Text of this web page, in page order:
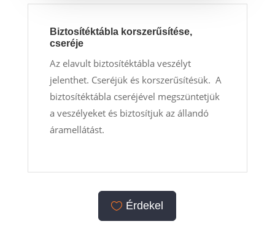
Biztosítéktábla korszerűsítése,
cseréje
Az elavult biztosítéktábla veszélyt
jelenthet. Cseréjük és korszerűsítésük. A
biztosítéktábla cseréjével megszüntetjük
a veszélyeket és biztosítjuk az állandó
áramellátást.
Érdekel